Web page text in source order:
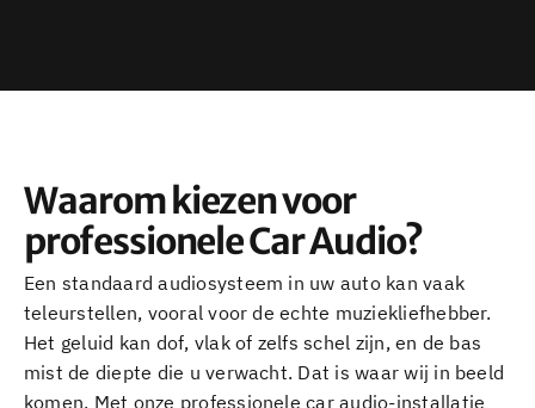
Waarom kiezen voor
professionele Car Audio?
Een standaard audiosysteem in uw auto kan vaak
teleurstellen, vooral voor de echte muziekliefhebber.
Het geluid kan dof, vlak of zelfs schel zijn, en de bas
mist de diepte die u verwacht. Dat is waar wij in beeld
komen. Met onze professionele car audio-installatie